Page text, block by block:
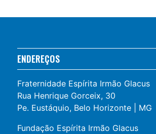
ENDEREÇOS
Fraternidade Espírita Irmão Glacus
Rua Henrique Gorceix, 30
Pe. Eustáquio, Belo Horizonte | MG
Fundação Espírita Irmão Glacus